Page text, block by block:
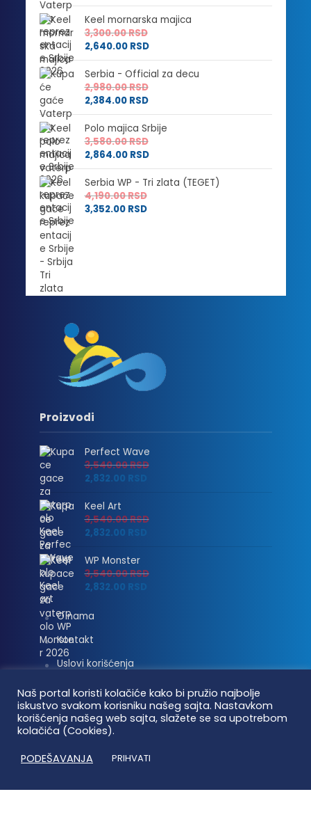
Keel mornarska majica
3,300.00RSD
2,640.00 RSD
Serbia - Official za decu
2,980.00RSD
2,384.00 RSD
Polo majica Srbije
3,580.00RSD
2,864.00 RSD
Serbia WP - Tri zlata (TEGET)
4,190.00RSD
3,352.00 RSD
Proizvodi
Perfect Wave
3,540.00RSD
2,832.00 RSD
Keel Art
3,540.00RSD
2,832.00 RSD
WP Monster
3,540.00RSD
2,832.00 RSD
O nama
Kontakt
Uslovi korišćenja
Isporuka i plaćanje
Linkovi
Moj nalog
Naš portal koristi kolačiće kako bi pružio najbolje
iskustvo svakom korisniku našeg sajta. Nastavkom
korišćenja našeg web sajta, slažete se sa upotrebom
kolačića (Cookies).
PODEŠAVANJA
PRIHVATI